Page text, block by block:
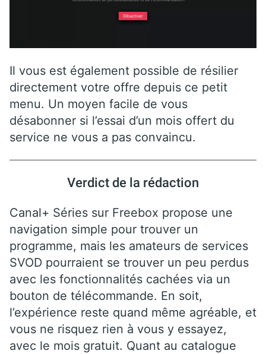
Il vous est également possible de résilier
directement votre offre depuis ce petit
menu. Un moyen facile de vous
désabonner si l’essai d’un mois offert du
service ne vous a pas convaincu.
Verdict de la rédaction
Canal+ Séries sur Freebox propose une
navigation simple pour trouver un
programme, mais les amateurs de services
SVOD pourraient se trouver un peu perdus
avec les fonctionnalités cachées via un
bouton de télécommande. En soit,
l’expérience reste quand même agréable, et
vous ne risquez rien à vous y essayez,
avec le mois gratuit. Quant au catalogue